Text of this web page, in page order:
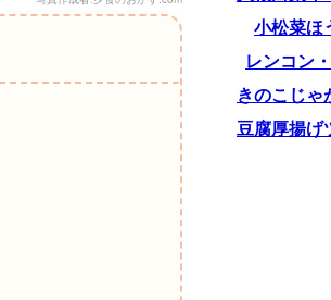
小松菜ほ
レンコン
きのこ じゃ
豆腐厚揚げ